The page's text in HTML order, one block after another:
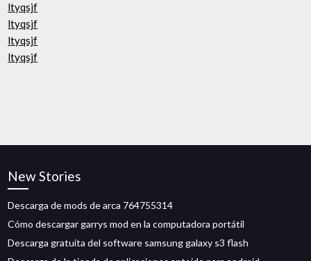
ltyqsjf
ltyqsjf
ltyqsjf
ltyqsjf
New Stories
Descarga de mods de arca 764755314
Cómo descargar garrys mod en la computadora portátil
Descarga gratuita del software samsung galaxy s3 flash